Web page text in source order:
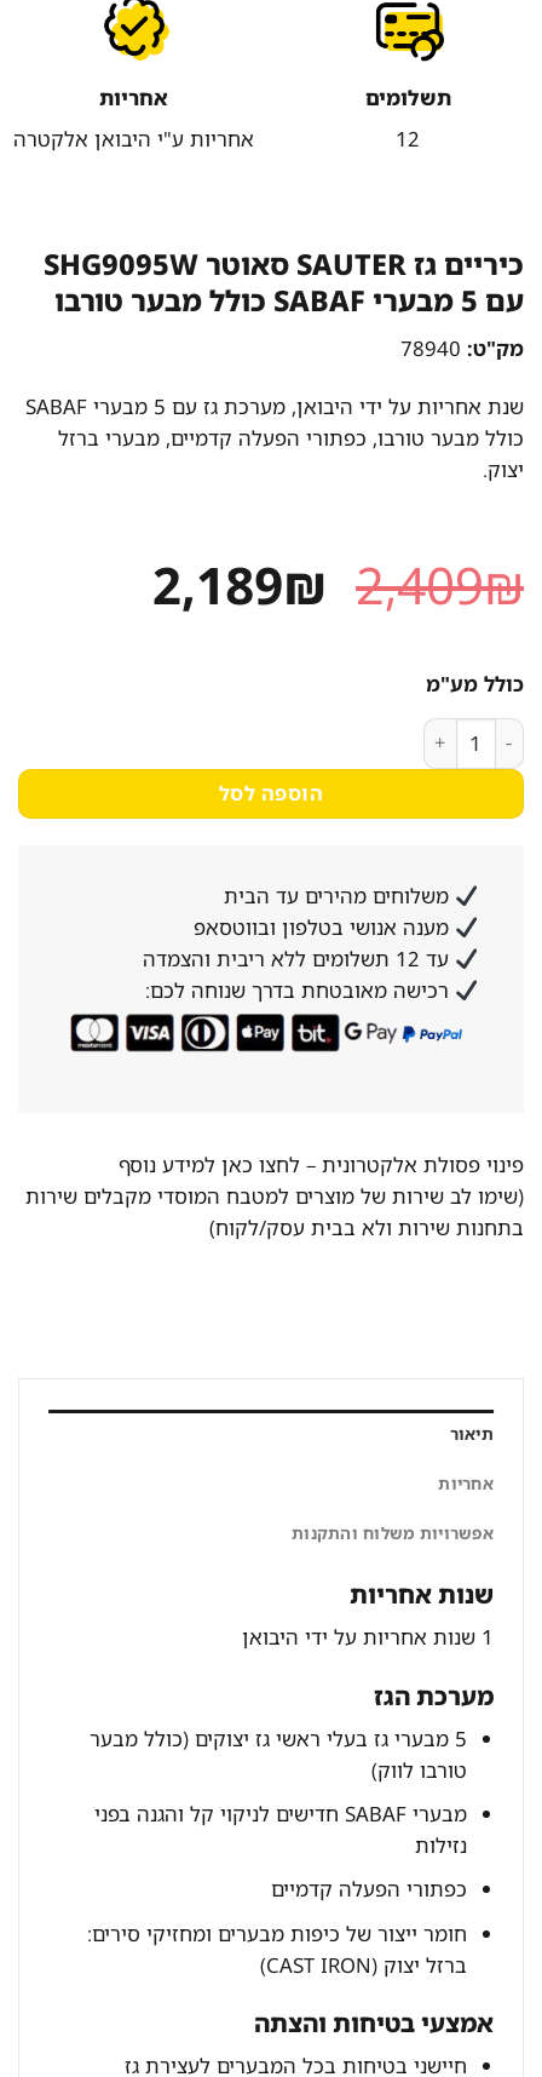
תשלומים
12
אחריות
אחריות ע"י היבואן אלקטרה
כיריים גז SAUTER סאוטר SHG9095W
עם 5 מבערי SABAF כולל מבער טורבו
מק"ט:78940
שנת אחריות על ידי היבואן, מערכת גז עם 5 מבערי SABAF
כולל מבער טורבו, כפתורי הפעלה קדמיים, מבערי ברזל
יצוק.
2,409₪ המחיר
המקורי
2,189₪ המחיר
כולל מע"מ
כמות של כיריים גז SAUTER סאוטר SHG9095W עם 5 מבערי SABAF כולל מבער טורבו
הוספה לסל
משלוחים מהירים עד הבית
מענה אנושי בטלפון ובווטסאפ
עד 12 תשלומים ללא ריבית והצמדה
רכישה מאובטחת בדרך שנוחה לכם:
פינוי פסולת אלקטרונית –לחצו כאן למידע נוסף
(שימו לב שירות של מוצרים למטבח המוסדי מקבלים שירות
בתחנות שירות ולא בבית עסק/לקוח)
תיאור
אחריות
אפשרויות משלוח והתקנות
שנות אחריות
מערכת הגז
5 מבערי גז בעלי ראשי גז יצוקים (כולל מבער
טורבו לווק)
מבערי SABAF חדישים לניקוי קל והגנה בפני
נזילות
כפתורי הפעלה קדמיים
חומר ייצור של כיפות מבערים ומחזיקי סירים:
ברזל יצוק (CAST IRON)
אמצעי בטיחות והצתה
חיישני בטיחות בכל המבערים לעצירת גז